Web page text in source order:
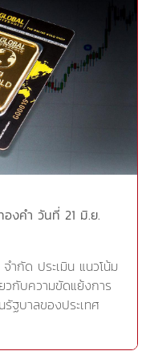
หรัฐ ความตึงเครียด
ญญาณบรรเทาลง เมื่อ
งานว่า จีนอาจตอบโต้
สาหกรรมดาวโจนส์
จากสหรัฐ ดังนั้น การ
หลืองสหรัฐจึงทำให้
สำคัญ ซัพพลายเออร์
ติน อเมริกา ซึ่งเป็นคู่
ปิดเผยว่า สหภาพ
ภาษีเหล็กกล้าและ
ยนที่ผ่านมา ทั้งนี้
นาคารกลางยุโรป
ธนาคารกลาง
งครามการค้าที่กำลัง
คธุรกิจ อาจทำให้
วเศรษฐกิจของแต่ละ
งคำ วันที่ 21 มิ.ย.
ำกัด ประเมิน แนวโน้ม
วกับความขัดแย้งการ
ฐบาลของประเทศ
ฐบาลสหรัฐ เมื่อ